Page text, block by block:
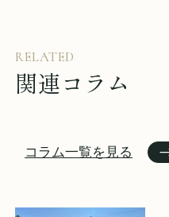
RELATED
関連コラム
コラム一覧を見る